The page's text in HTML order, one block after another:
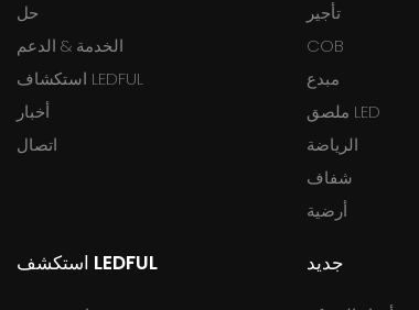
حل
الخدمة & الدعم
استكشاف LEDFUL
أخبار
اتصال
تأجير
COB
مبدع
ملصق LED
الرياضة
شفاف
أرضية
استكشف LEDFUL جديد